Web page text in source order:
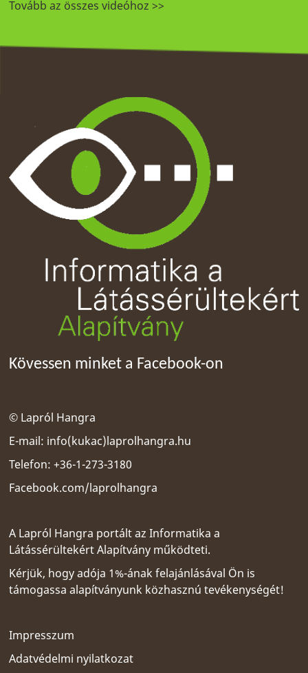
Tovább az összes videóhoz >>
Kövessen minket a Facebook-on
© Lapról Hangra
E-mail: info(kukac)laprolhangra.hu
Telefon: +36-1-273-3180
Facebook.com/laprolhangra
A Lapról Hangra portált azInformatika a
Látássérültekért Alapítvány működteti.
Kérjük, hogy adója 1%-ának felajánlásával Ön is
támogassa alapítványunk közhasznú tevékenységét!
Impresszum
Adatvédelmi nyilatkozat